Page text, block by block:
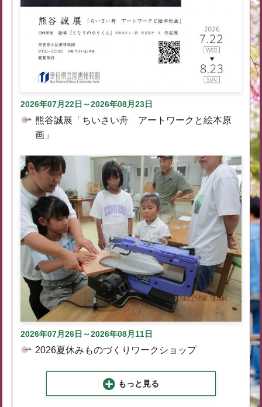
2026年07月22日～2026年08月23日
熊谷誠展「ちいさい舟 アートワークと絵本原
画」
2026年07月26日～2026年08月11日
2026夏休みものづくりワークショップ
もっと見る